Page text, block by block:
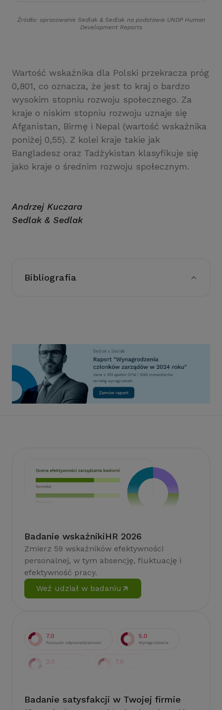
Źródło: opracowanie Sedlak &Sedlak na podstawie UNDP Human
Development Reports
Wartość wskaźnika dla Polski przekracza próg
0,801, co oznacza, że jest to kraj o bardzo
wysokim stopniu rozwoju społecznego. Za
kraje o niskim stopniu rozwoju uznaje się
Afganistan, Birmę i Nepal (wartość wskaźnika
poniżej 0,55). Z kolei kraje takie jak
Bangladesz oraz Tadżykistan klasyfikuje się
jako kraje o średnim rozwoju społecznym.
Andrzej Kuczara
Sedlak & Sedlak
Bibliografia
Badanie wskaźnikiHR 2026
Zmierz 59 wskaźników efektywności
personalnej, w tym absencję, fluktuację i
efektywność pracy.
Weź udział w badaniu
Badanie satysfakcji w Twojej firmie